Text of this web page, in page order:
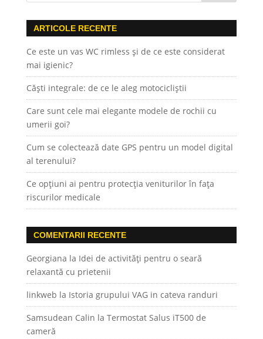
ARTICOLE RECENTE
Ce este un vas WC rimless și de ce este considerat
mai igienic?
Căști integrale: de ce le aleg motocicliștii
Care sunt cele mai elegante modele de rochii cu
umerii goi?
Cum se colectează date GPS pentru un model digital
al terenului?
Ce opțiuni ai pentru protecția veniturilor în fața
riscurilor medicale
COMENTARII RECENTE
Georgiana la Idei de activități pentru o seară
relaxantă cu prietenii
linkweb la Istoria grupului VAG in cateva randuri
Samsudean Calin la Termostat Salus iT500 de
cameră